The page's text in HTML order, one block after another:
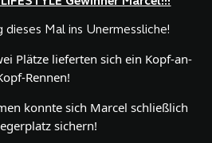
dieses Mal ins Unermessliche!
Plätze lieferten sich ein Kopf-an-
Rennen!
konnte sich Marcel schließlich
sichern!